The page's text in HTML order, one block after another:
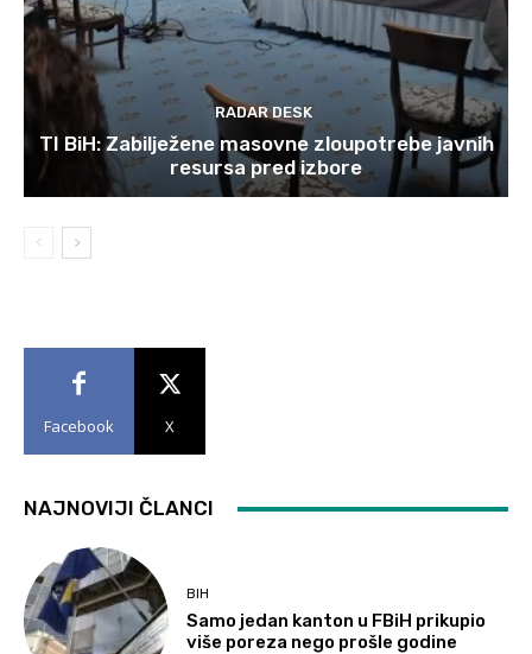
RADAR DESK
TI BiH: Zabilježene masovne zloupotrebe javnih
resursa pred izbore
Facebook X
NAJNOVIJI ČLANCI
BIH
Samo jedan kanton u FBiH prikupio
više poreza nego prošle godine